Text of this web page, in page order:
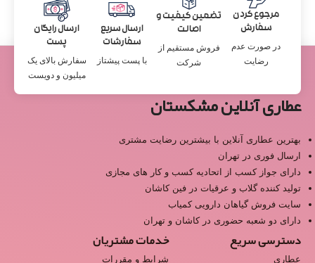
مرجوع کردن
سفارش
در صورت عدم
رضایت
تضمین کیفیت و
اصالت
فروش مستقیم از
شرکت
ارسال سریع
سفارشات
با پست پیشتاز
ارسال رایگان
پست
سفارش بالای یک
میلیون و دویست
عطاری آنلاین مشکستان
بهترین عطاری آنلاین با بیشترین رضایت مشتری
ارسال فوری در تهران
دارای جواز کسب از اتحادیه کسب و کار های مجازی
تولید کننده گلاب و عرقیات در فین کاشان
سایت فروش گیاهان دارویی کمیاب
دارای دو شعبه حضوری در کاشان و تهران
دسترسی سریع
عطاری
خدمات مشتریان
شرایط و مقررات